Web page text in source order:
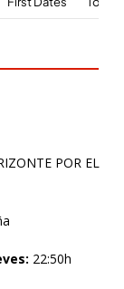
POR EL
22:50h